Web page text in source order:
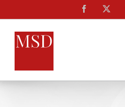
al
contenuto
Facebook